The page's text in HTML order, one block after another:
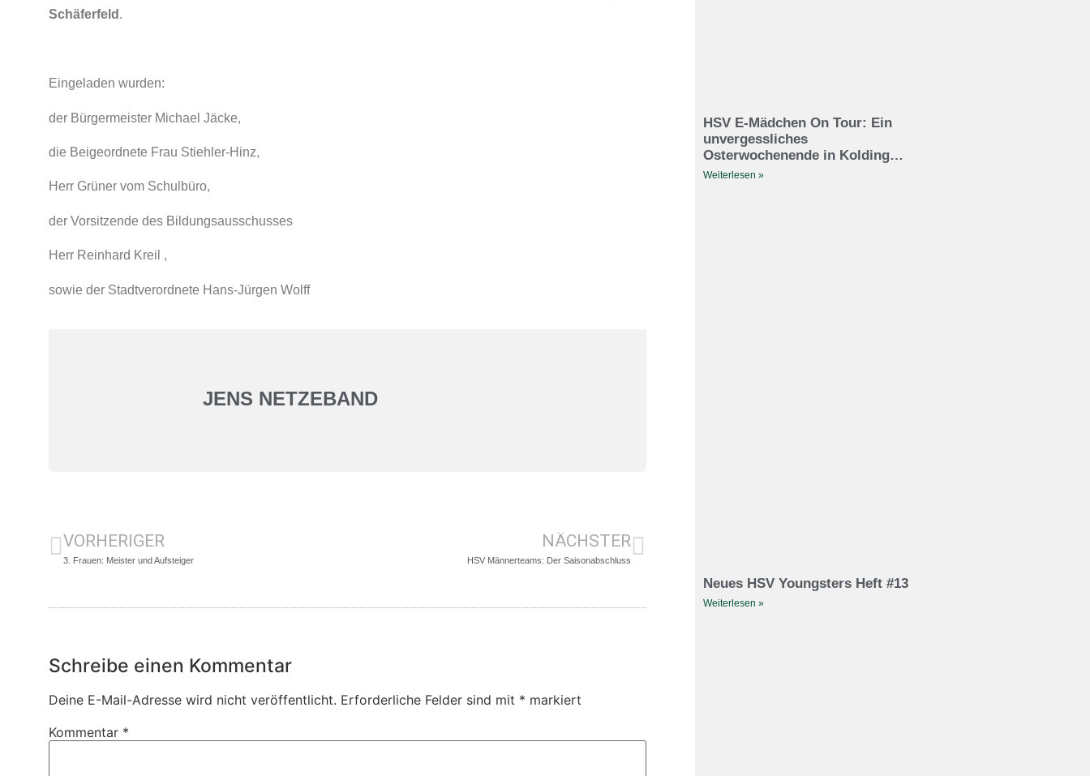
Schäferfeld .
Eingeladen wurden:
der Bürgermeister Michael Jäcke,
die Beigeordnete Frau Stiehler-Hinz,
Herr Grüner vom Schulbüro,
der Vorsitzende des Bildungsausschusses
Herr Reinhard Kreil ,
sowie der Stadtverordnete Hans-Jürgen Wolff
JENS NETZEBAND
VORHERIGER
3. Frauen: Meister und Aufsteiger
NÄCHSTER
HSV Männerteams: Der Saisonabschluss
Schreibe einen Kommentar
Deine E-Mail-Adresse wird nicht veröffentlicht. Erforderliche Felder sind mit * markiert
Kommentar *
HSV E-Mädchen On Tour: Ein
unvergessliches
Osterwochenende in Kolding…
Weiterlesen »
Neues HSV Youngsters Heft #13
Weiterlesen »